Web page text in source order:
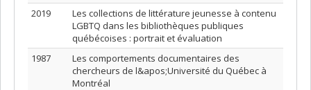
2019
Les collections de littérature jeunesse à contenu
LGBTQ dans les bibliothèques publiques
québécoises : portrait et évaluation
1987
Les comportements documentaires des
chercheurs de l&apos;Université du Québec à
Montréal